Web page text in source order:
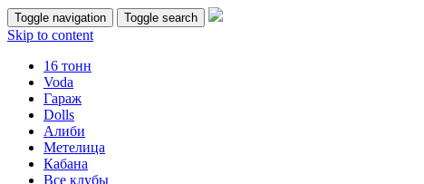
Toggle navigation Toggle search
Skip to content
16 тонн
Voda
Гараж
Dolls
Алиби
Метелица
Кабана
Все клубы